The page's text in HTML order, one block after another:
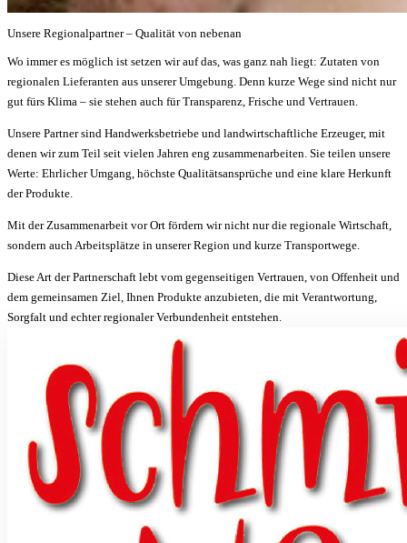
Unsere Regionalpartner– Qualität von nebenan
Wo immer es möglich ist setzen wir auf das, was ganz nah liegt: Zutaten von
regionalen Lieferanten aus unserer Umgebung. Denn kurze Wege sind nicht nur
gut fürs Klima – sie stehen auch für Transparenz, Frische und Vertrauen.
Unsere Partner sind Handwerksbetriebe und landwirtschaftliche Erzeuger, mit
denen wir zum Teil seit vielen Jahren eng zusammenarbeiten. Sie teilen unsere
Werte: Ehrlicher Umgang, höchste Qualitätsansprüche und eine klare Herkunft
der Produkte.
Mit der Zusammenarbeit vor Ort fördern wir nicht nur die regionale Wirtschaft,
sondern auch Arbeitsplätze in unserer Region und kurze Transportwege.
Diese Art der Partnerschaft lebt vom gegenseitigen Vertrauen, von Offenheit und
dem gemeinsamen Ziel, Ihnen Produkte anzubieten, die mit Verantwortung,
Sorgfalt und echter regionaler Verbundenheit entstehen.